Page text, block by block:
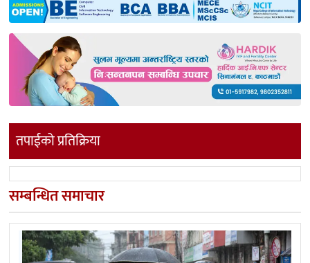
तपाईको प्रतिक्रिया
सम्बन्धित समाचार